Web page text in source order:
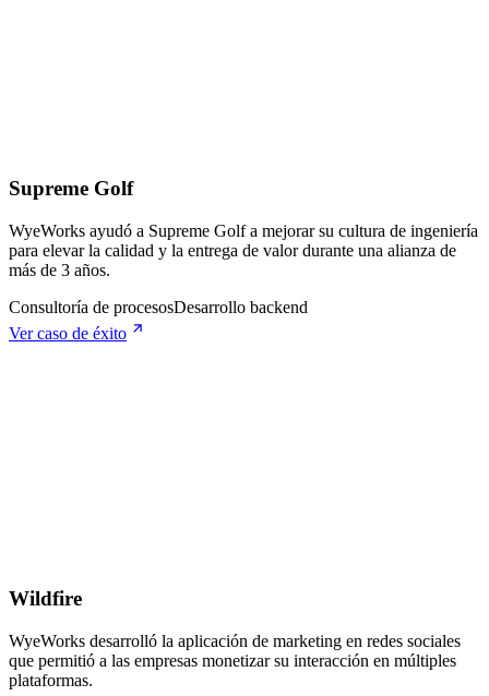
Supreme Golf
WyeWorks ayudó a Supreme Golf a mejorar su cultura de ingeniería
para elevar la calidad y la entrega de valor durante una alianza de
más de 3 años.
Consultoría de procesosDesarrollo backend
Ver caso de éxito
Wildfire
WyeWorks desarrolló la aplicación de marketing en redes sociales
que permitió a las empresas monetizar su interacción en múltiples
plataformas.